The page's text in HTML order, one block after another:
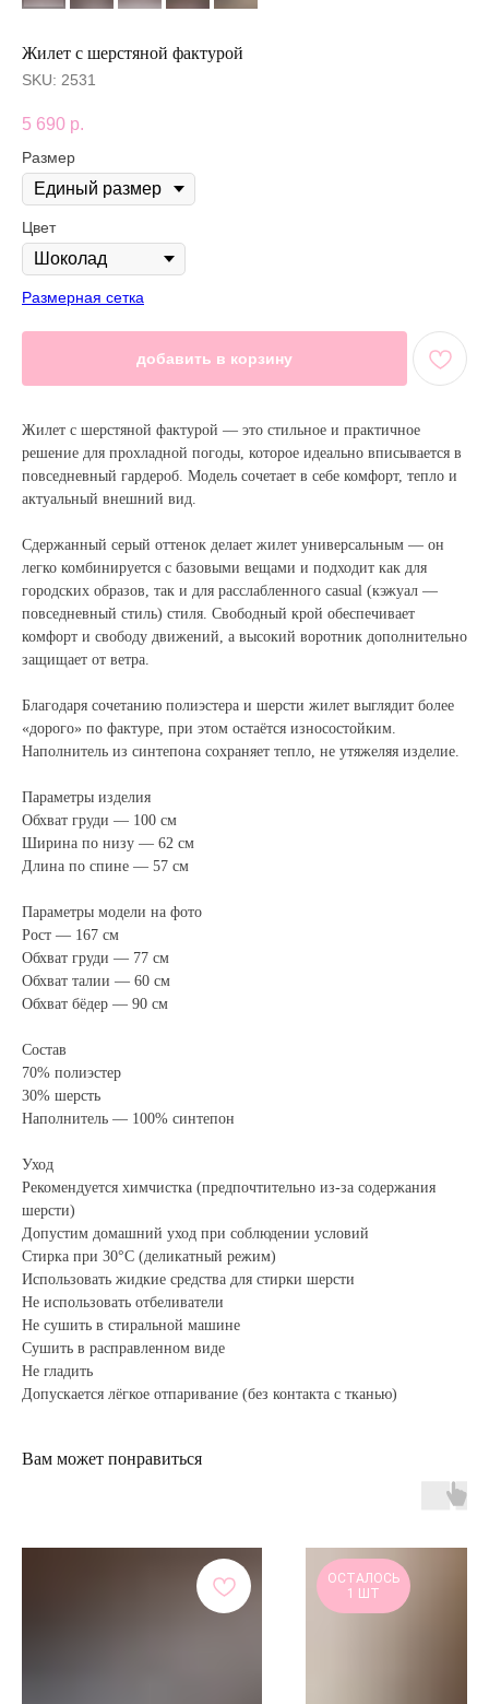
Жилет с шерстяной фактурой
SKU: 2531
5 690 р.
Размер
Цвет
Размерная сетка
добавить в корзину
Жилет с шерстяной фактурой — это стильное и практичное
решение для прохладной погоды, которое идеально вписывается в
повседневный гардероб. Модель сочетает в себе комфорт, тепло и
актуальный внешний вид.
Сдержанный серый оттенок делает жилет универсальным — он
легко комбинируется с базовыми вещами и подходит как для
городских образов, так и для расслабленного casual (кэжуал —
повседневный стиль) стиля. Свободный крой обеспечивает
комфорт и свободу движений, а высокий воротник дополнительно
защищает от ветра.
Благодаря сочетанию полиэстера и шерсти жилет выглядит более
«дорого» по фактуре, при этом остаётся износостойким.
Наполнитель из синтепона сохраняет тепло, не утяжеляя изделие.
Параметры изделия
Обхват груди — 100 см
Ширина по низу — 62 см
Длина по спине — 57 см
Параметры модели на фото
Рост — 167 см
Обхват груди — 77 см
Обхват талии — 60 см
Обхват бёдер — 90 см
Состав
70% полиэстер
30% шерсть
Наполнитель — 100% синтепон
Уход
Рекомендуется химчистка (предпочтительно из-за содержания
шерсти)
Допустим домашний уход при соблюдении условий
Стирка при 30°C (деликатный режим)
Использовать жидкие средства для стирки шерсти
Не использовать отбеливатели
Не сушить в стиральной машине
Сушить в расправленном виде
Не гладить
Допускается лёгкое отпаривание (без контакта с тканью)
Вам может понравиться
ОСТАЛОСЬ
1 ШТ